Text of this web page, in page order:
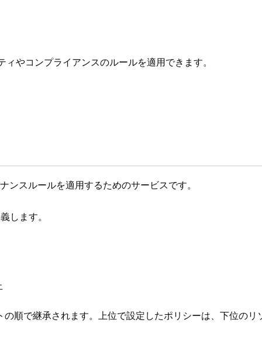
やコンプライアンスのルールを適用できます。
スルールを適用するためのサービスです。
します。
で継承されます。上位で設定したポリシーは、下位のリ